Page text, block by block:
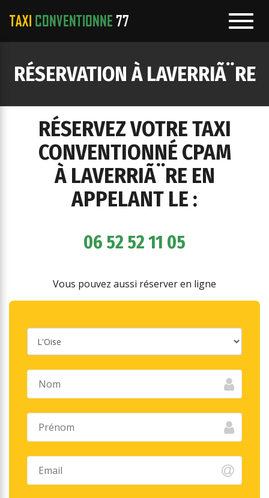
RÉSERVATION À LAVERRIÃ¨RE
RÉSERVEZ VOTRE TAXI
CONVENTIONNÉ CPAM
À LAVERRIÃ¨RE EN
APPELANT LE :
06 52 52 11 05
Vous pouvez aussi réserver en ligne